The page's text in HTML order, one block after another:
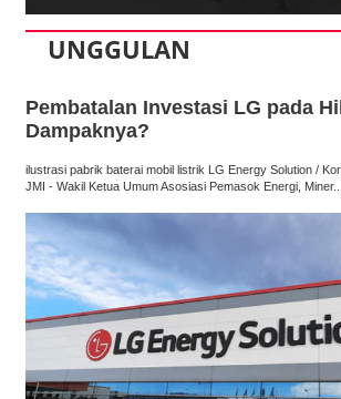
UNGGULAN
Pembatalan Investasi LG pada
Dampaknya?
ilustrasi pabrik baterai mobil listrik LG Energy Solution /
JMI - Wakil Ketua Umum Asosiasi Pemasok Energi, Miner...